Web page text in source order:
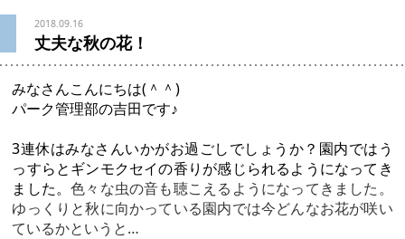
2018.09.16
丈夫な秋の花！
みなさんこんにちは(＾＾)
パーク管理部の吉田です♪
3連休はみなさんいかがお過ごしでしょうか？園内ではう
っすらとギンモクセイの香りが感じられるようになってき
ました。色々な虫の音も聴こえるようになってきました。
ゆっくりと秋に向かっている園内では今どんなお花が咲い
ているかというと…